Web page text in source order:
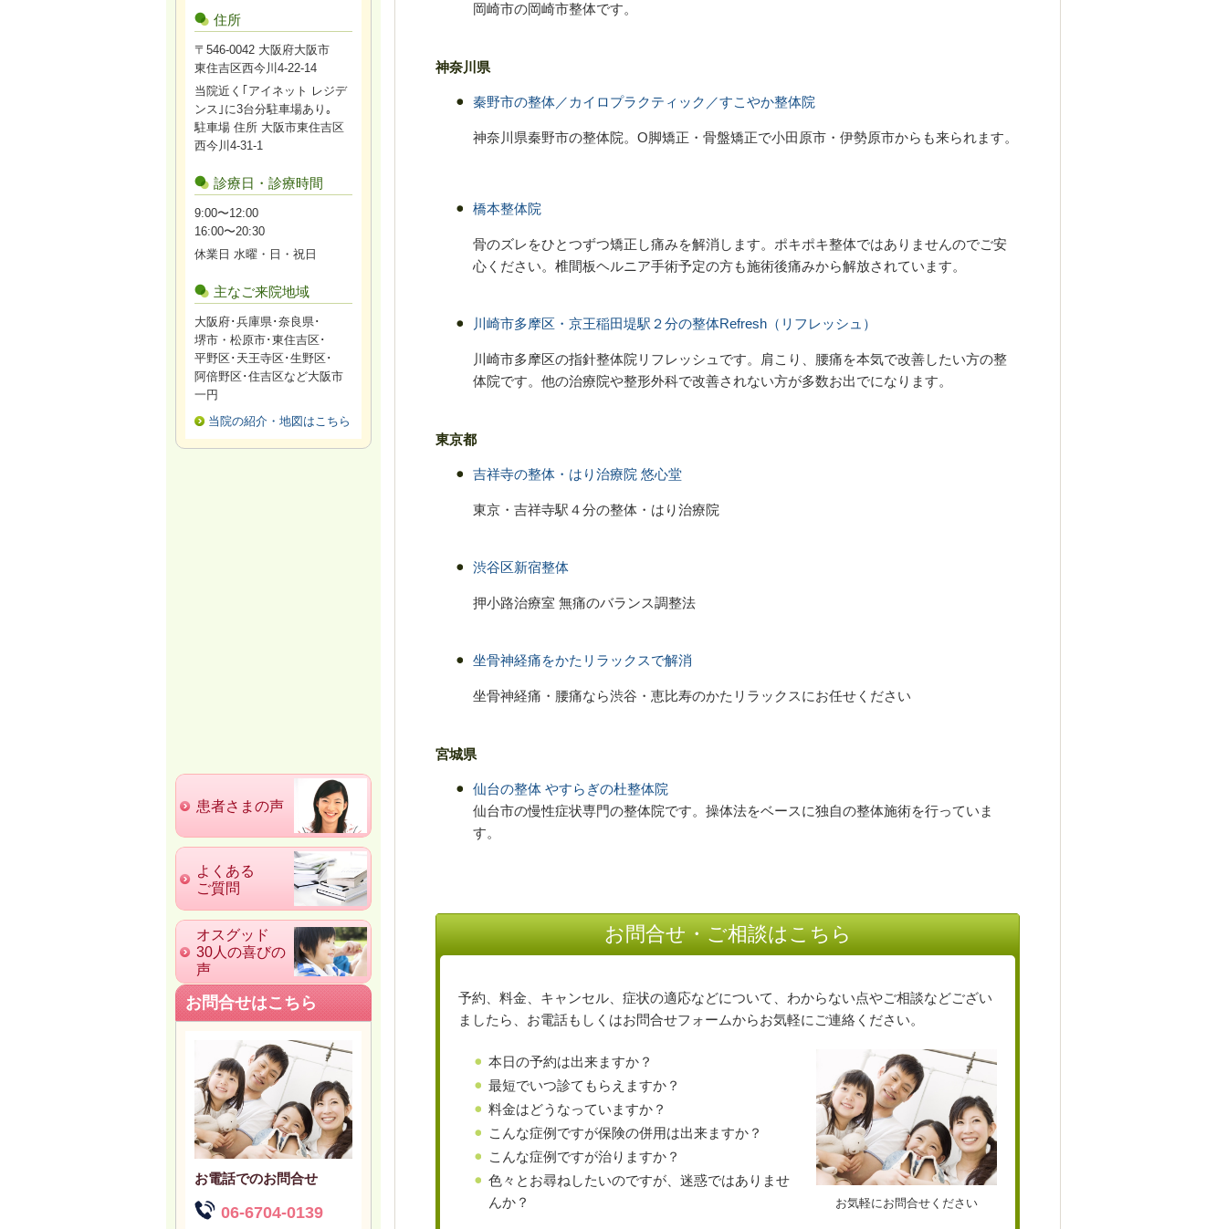
岡崎市の岡崎市整体です。
神奈川県
秦野市の整体／カイロプラクティック／すこやか整体院
神奈川県秦野市の整体院。O脚矯正・骨盤矯正で小田原市・伊勢原市からも来られます。
橋本整体院
骨のズレをひとつずつ矯正し痛みを解消します。ポキポキ整体ではありませんのでご安
心ください。椎間板ヘルニア手術予定の方も施術後痛みから解放されています。
川崎市多摩区・京王稲田堤駅２分の整体Refresh（リフレッシュ）
川崎市多摩区の指針整体院リフレッシュです。肩こり、腰痛を本気で改善したい方の整
体院です。他の治療院や整形外科で改善されない方が多数お出でになります。
東京都
吉祥寺の整体・はり治療院 悠心堂
東京・吉祥寺駅４分の整体・はり治療院
渋谷区新宿整体
押小路治療室 無痛のバランス調整法
坐骨神経痛をかたリラックスで解消
坐骨神経痛・腰痛なら渋谷・恵比寿のかたリラックスにお任せください
宮城県
仙台の整体 やすらぎの杜整体院
仙台市の慢性症状専門の整体院です。操体法をベースに独自の整体施術を行っていま
す。
お問合せ・ご相談はこちら
予約、料金、キャンセル、症状の適応などについて、わからない点やご相談などござい
ましたら、お電話もしくはお問合せフォームからお気軽にご連絡ください。
お気軽にお問合せください
本日の予約は出来ますか？
最短でいつ診てもらえますか？
料金はどうなっていますか？
こんな症例ですが保険の併用は出来ますか？
こんな症例ですが治りますか？
色々とお尋ねしたいのですが、迷惑ではありませ
んか？
住所
〒546-0042 大阪府大阪市
東住吉区西今川4-22-14
当院近く｢アイネット レジデ
ンス｣に3台分駐車場あり｡
駐車場 住所 大阪市東住吉区
西今川4-31-1
診療日・診療時間
9:00〜12:00
16:00〜20:30
休業日 水曜・日・祝日
主なご来院地域
大阪府･兵庫県･奈良県･
堺市・松原市･東住吉区･
平野区･天王寺区･生野区･
阿倍野区･住吉区など大阪市
一円
当院の紹介・地図はこちら
患者さまの声
よくある
ご質問
オスグッド
30人の喜びの
声
お問合せはこちら
お電話でのお問合せ
06-6704-0139